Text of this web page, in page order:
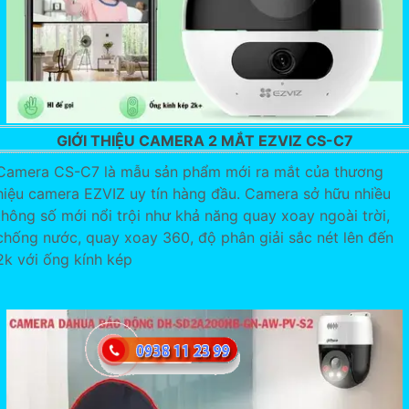
GIỚI THIỆU CAMERA 2 MẮT EZVIZ CS-C7
CS-C7 là mẫu sản phẩm mới ra mắt của thương
camera EZVIZ uy tín hàng đầu. Camera sở hữu nhiều
số mới nổi trội như khả năng quay xoay ngoài trời,
nước, quay xoay 360, độ phân giải sắc nét lên đến
với ống kính kép